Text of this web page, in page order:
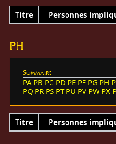
Titre Personnes
PH
Sommaire
PA PB PC PD PE PF PG PH
PQ PR PS PT PU PV PW PX
Titre Personnes